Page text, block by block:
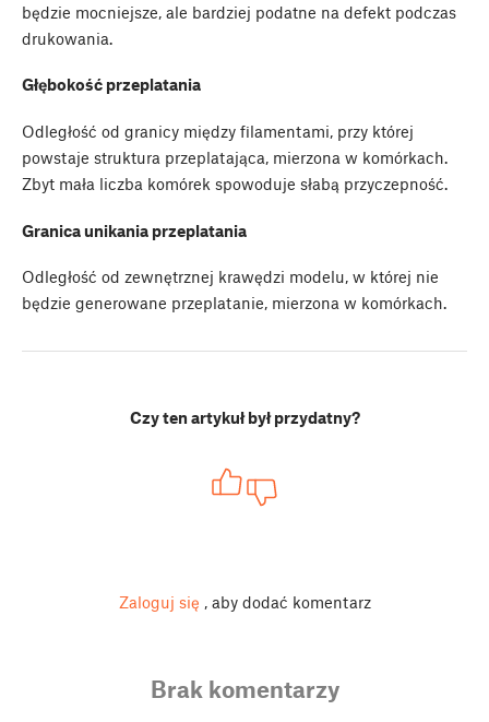
będzie mocniejsze, ale bardziej podatne na defekt podczas
drukowania.
Głębokość przeplatania
Odległość od granicy między filamentami, przy której
powstaje struktura przeplatająca, mierzona w komórkach.
Zbyt mała liczba komórek spowoduje słabą przyczepność.
Granica unikania przeplatania
Odległość od zewnętrznej krawędzi modelu, w której nie
będzie generowane przeplatanie, mierzona w komórkach.
Czy ten artykuł był przydatny?
Zaloguj się , aby dodać komentarz
Brak komentarzy